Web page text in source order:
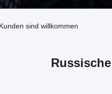
sind willkommen